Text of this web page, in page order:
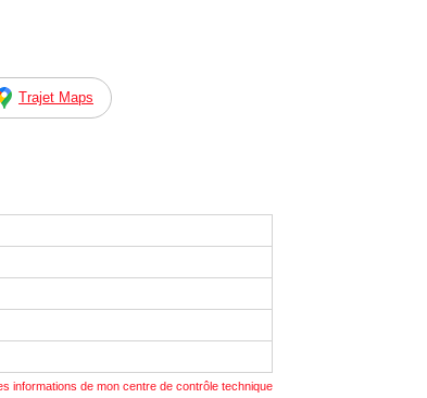
Trajet Maps
informations de mon centre de contrôle technique